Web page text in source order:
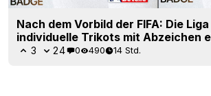
Nach dem Vorbild der FIFA: Die
individuelle Trikots mit Abzeichen
3 24 0 490 14 Std.